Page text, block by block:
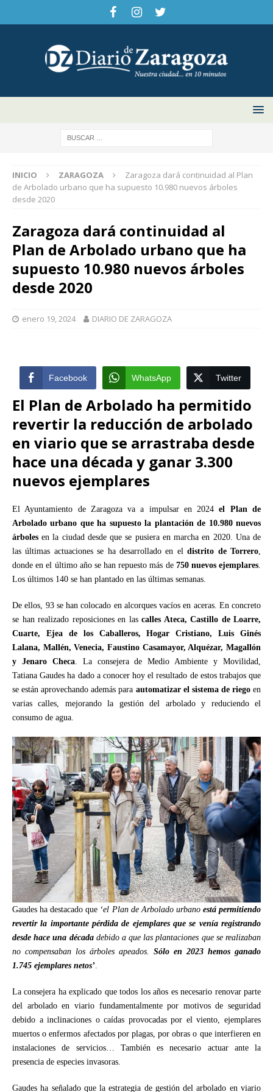
INICIO ZARAGOZA
Zaragoza dará continuidad al Plan
de Arbolado urbano que ha supuesto 10.980 nuevos árboles
desde 2020
Zaragoza dará continuidad al
Plan de Arbolado urbano que ha
supuesto 10.980 nuevos árboles
desde 2020
enero 19, 2024 DIARIO DE ZARAGOZA
Facebook WhatsApp Twitter
El Plan de Arbolado ha permitido
revertir la reducción de arbolado
en viario que se arrastraba desde
hace una década y ganar 3.300
nuevos ejemplares
El Ayuntamiento de Zaragozava a impulsar en 2024el Plan de
Arbolado urbano que ha supuesto la plantación de 10.980 nuevos
árboles en la ciudad desde que se pusiera en marcha en 2020. Una de
las últimas actuaciones se ha desarrollado en eldistrito de Torrero,
donde en el último año se han repuesto más de 750 nuevos ejemplares.
Los últimos 140 se han plantado en las últimas semanas.
De ellos, 93 se han colocado en alcorques vacíos en aceras. En concreto
se han realizado reposiciones en las calles Ateca, Castillo de Loarre,
Cuarte, Ejea de los Caballeros, Hogar Cristiano, Luis Ginés
Lalana, Mallén, Venecia, Faustino Casamayor, Alquézar, Magallón
y Jenaro Checa. La consejera de Medio Ambiente y Movilidad,
Tatiana Gaudes ha dado a conocer hoy el resultado de estos trabajos que
se están aprovechando además para automatizar el sistema de riegoen
varias calles, mejorando la gestión del arbolado y reduciendo el
consumo de agua.
Gaudes ha destacado que ‘el Plan de Arbolado urbano está permitiendo
revertir la importante pérdida de ejemplares que se venía registrando
desde hace una décadadebido a que las plantaciones que se realizaban
no compensaban los árboles apeados. Sólo en 2023 hemos ganado
1.745 ejemplares netos’
La consejera ha explicado que todos los años es necesario renovar parte
del arbolado en viario fundamentalmente por motivos de seguridad
debido a inclinaciones o caídas provocadas por el viento, ejemplares
muertos o enfermos afectados por plagas, por obras o que interfieren en
instalaciones de servicios… También es necesario actuar ante la
presencia de especies invasoras.
Gaudes ha señalado que la estrategia de gestión del arbolado en viario